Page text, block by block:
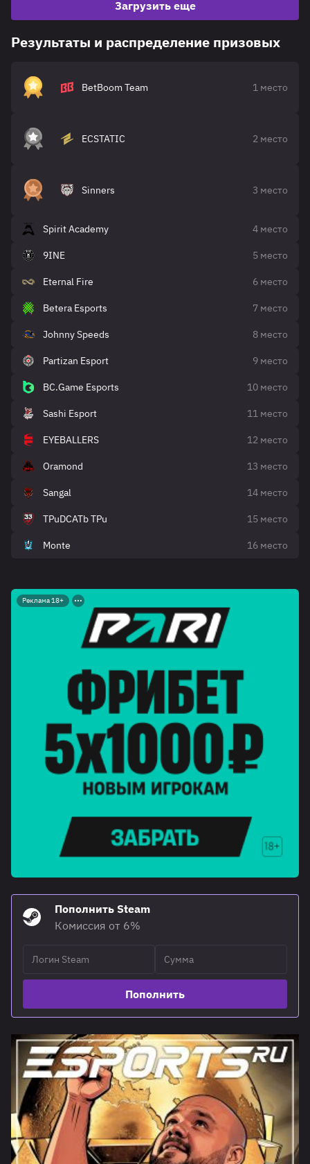
Загрузить еще
Результаты и распределение призовых
BetBoom Team 1 место
ECSTATIC 2 место
Sinners 3 место
Spirit Academy 4 место
9INE 5 место
Eternal Fire 6 место
Betera Esports 7 место
Johnny Speeds 8 место
Partizan Esport 9 место
BC.Game Esports 10 место
Sashi Esport 11 место
EYEBALLERS 12 место
Oramond 13 место
Sangal 14 место
TPuDCATb TPu 15 место
Monte 16 место
Реклама 18+
Пополнить Steam
Комиссия от 6%
Пополнить